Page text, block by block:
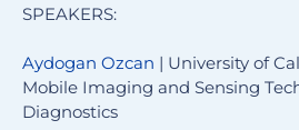
SPEAKERS:
Aydogan Ozcan | University of
Mobile Imaging and Sensing
Diagnostics